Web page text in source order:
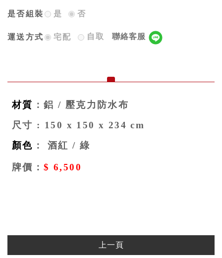
是否組裝 是 否
運送方式 宅配 自取 聯絡客服
材質 ：鋁 / 壓克力防水布
尺寸 : 150 x 150 x 234 cm
顏色 ： 酒紅 / 綠
牌價：$ 6,500
上一頁